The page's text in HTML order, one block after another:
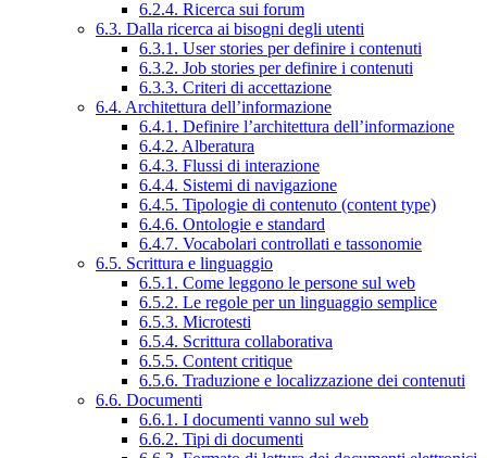
6.2.4. Ricerca sui forum
6.3. Dalla ricerca ai bisogni degli utenti
6.3.1. User stories per definire i contenuti
6.3.2. Job stories per definire i contenuti
6.3.3. Criteri di accettazione
6.4. Architettura dell’informazione
6.4.1. Definire l’architettura dell’informazione
6.4.2. Alberatura
6.4.3. Flussi di interazione
6.4.4. Sistemi di navigazione
6.4.5. Tipologie di contenuto (content type)
6.4.6. Ontologie e standard
6.4.7. Vocabolari controllati e tassonomie
6.5. Scrittura e linguaggio
6.5.1. Come leggono le persone sul web
6.5.2. Le regole per un linguaggio semplice
6.5.3. Microtesti
6.5.4. Scrittura collaborativa
6.5.5. Content critique
6.5.6. Traduzione e localizzazione dei contenuti
6.6. Documenti
6.6.1. I documenti vanno sul web
6.6.2. Tipi di documenti